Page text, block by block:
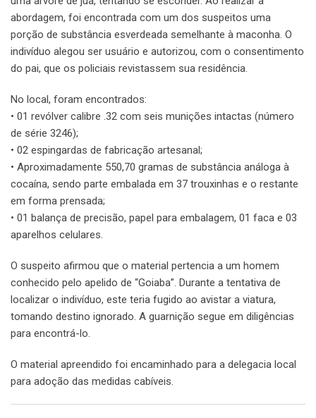
abordagem, foi encontrada com um dos suspeitos uma
porção de substância esverdeada semelhante à maconha. O
indivíduo alegou ser usuário e autorizou, com o consentimento
do pai, que os policiais revistassem sua residência.
No local, foram encontrados:
• 01 revólver calibre .32 com seis munições intactas (número
de série 3246);
• 02 espingardas de fabricação artesanal;
• Aproximadamente 550,70 gramas de substância análoga à
cocaína, sendo parte embalada em 37 trouxinhas e o restante
em forma prensada;
• 01 balança de precisão, papel para embalagem, 01 faca e 03
aparelhos celulares.
O suspeito afirmou que o material pertencia a um homem
conhecido pelo apelido de “Goiaba”. Durante a tentativa de
localizar o indivíduo, este teria fugido ao avistar a viatura,
tomando destino ignorado. A guarnição segue em diligências
para encontrá-lo.
O material apreendido foi encaminhado para a delegacia local
para adoção das medidas cabíveis.